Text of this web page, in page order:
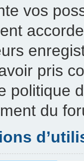
vos
pris
politique
du